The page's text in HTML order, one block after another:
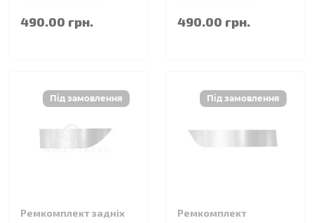
490.00 грн. 490.00 грн.
Ремкомплект задніх
Ремкомплект